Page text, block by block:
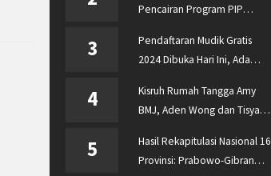
Pencairan Program PIP
pip.kemdikbud.go.id
3
Pendaftaran Mudik Gratis
2024 Dibuka Hari Ini, Ada
Jateng dan Dishub Jatim
4
Kisruh Rumah Tangga Amy
BMJ, Aden Wong dan Tisya
Malaysia dan Singapura
5
Hasil Rekapitulasi Nasional 16
Provinsi: Prabowo-Gibran